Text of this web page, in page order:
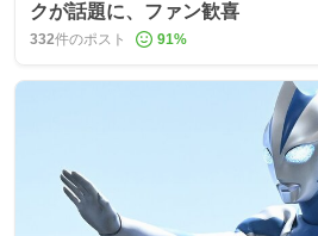
クが話題に、ファン歓喜
332件のポスト 91%